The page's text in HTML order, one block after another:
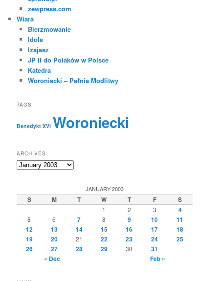
zewpress.com
Wiara
Bierzmowanie
Idole
Izajasz
JP II do Polaków w Polsce
Katedra
Woroniecki – Pełnia Modlitwy
TAGS
Benedykt XVI Woroniecki
ARCHIVES
Archives
JANUARY 2003
S M T W T F S
1 2 3
4
5
6 7 8 9 10
11
12
13 14 15 16 17
18
19
20 21 22 23 24
25
26
27 28 29 30
31
« Dec
Feb »